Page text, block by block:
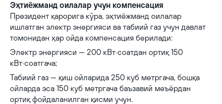
Эҳтиёжманд оилалар учун компенсация
Президент қарорига кўра, эҳтиёжманд оилалар
ишлатган электр энергияси ва табиий газ учун давлат
томонидан ҳар ойда компенсация берилади:
Электр энергияси — 200 кВт·соатдан ортиқ 150
кВт·соатгача;
Табиий газ — қиш ойларида 250 куб метргача, бошқа
ойларда эса 150 куб метргача баъзавий меъёрдан
ортиқ фойдаланилган қисми учун.